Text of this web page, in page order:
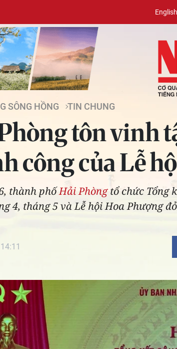
English
SÔNG HỒNG TIN CHUNG
tôn vinh
công của Lễ
thành phốHải Phòngtổ chức Tổng
4, tháng 5 và Lễ hội Hoa Phượng